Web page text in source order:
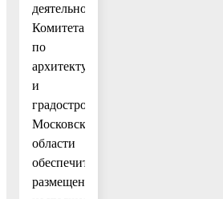
деятельности
Комитета
по
архитектуре
и
градостроительству
Московской
области
обеспечить
размещение